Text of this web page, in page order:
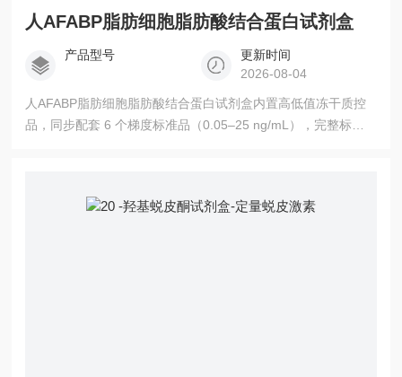
人AFABP脂肪细胞脂肪酸结合蛋白试剂盒
产品型号
更新时间
2026-08-04
人AFABP脂肪细胞脂肪酸结合蛋白试剂盒内置高低值冻干质控
品，同步配套 6 个梯度标准品（0.05–25 ng/mL），完整标准